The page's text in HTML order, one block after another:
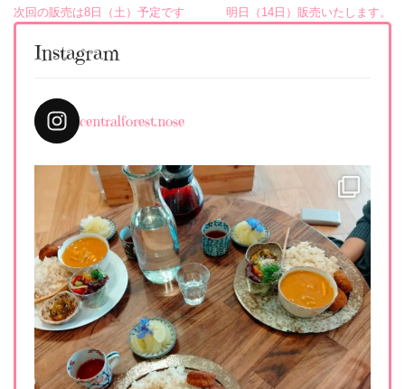
投
稿
ビ
ゲ
ー
ョ
ン
次回の販売は8日（土）予定です 明日（14日）販売いたします。
Instagram
centralforest.nose